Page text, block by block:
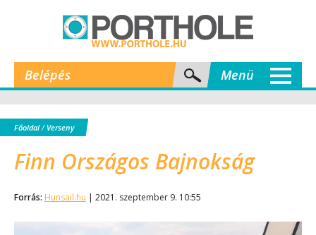
Belépés Menü
Főoldal/ Verseny
Finn Országos Bajnokság
Forrás: Hunsail.hu | 2021. szeptember 9. 10:55